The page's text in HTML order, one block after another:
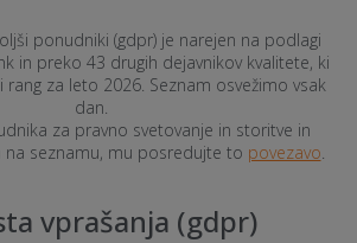
ponudniki (gdpr) je narejen na podlagi
in preko 43 drugih dejavnikov kvalitete, ki
rang za leto 2026. Seznam osvežimo vsak
dan.
za pravno svetovanje in storitve in
na seznamu, mu posredujte to povezavo.
vprašanja (gdpr)